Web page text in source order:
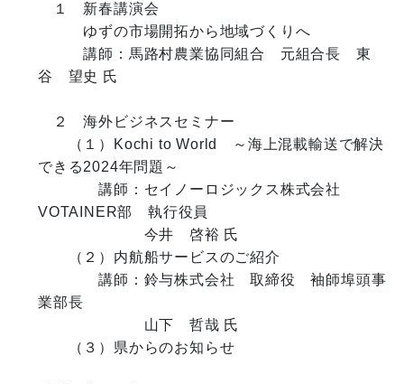
１　新春講演会
ゆずの市場開拓から地域づくりへ
講師：馬路村農業協同組合　元組合長　東
谷　望史 氏
２　海外ビジネスセミナー
（１）Kochi to World　～海上混載輸送で解決
できる2024年問題～
講師：セイノーロジックス株式会社
VOTAINER部　執行役員
今井　啓裕 氏
（２）内航船サービスのご紹介
講師：鈴与株式会社　取締役　袖師埠頭事
業部長
山下　哲哉 氏
（３）県からのお知らせ